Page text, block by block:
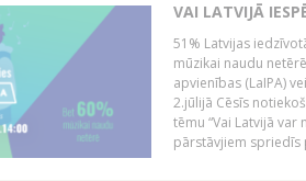
VAI LATVIJĀ
51% Latvijas
mūzikai naudu
apvienības (LaIPA)
2.jūlijā Cēsīs
tēmu “Vai Latvijā
pārstāvjiem spriedīs